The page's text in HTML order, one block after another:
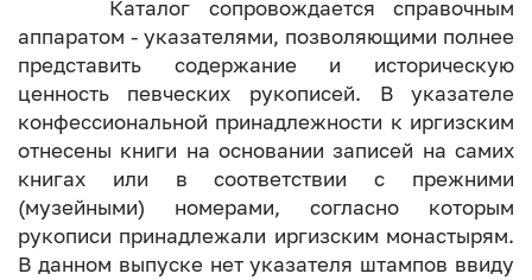
Каталог сопровождается справочным
аппаратом - указателями, позволяющими полнее
представить содержание и историческую
ценность певческих рукописей. В указателе
конфессиональной принадлежности к иргизским
отнесены книги на основании записей на самих
книгах или в соответствии с прежними
(музейными) номерами, согласно которым
рукописи принадлежали иргизским монастырям.
В данном выпуске нет указателя штампов ввиду